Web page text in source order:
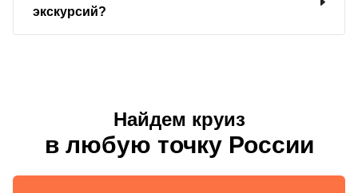
экскурсий?
Найдем круиз
в любую точку России